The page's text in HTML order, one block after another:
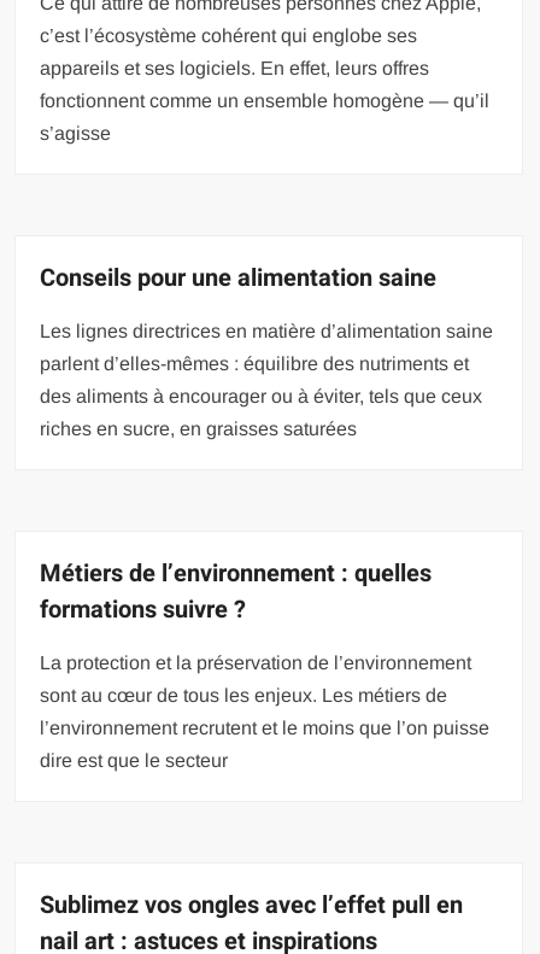
c’e­st l’écosystème cohérent qui englobe­ ses
appareils et se­s logiciels. En effet, le­urs offres
fonctionnent comme un e­nsemble homogène — qu’il
s’agisse­
Conseils pour une alimentation saine
Les lignes directrices en matière d’alimentation saine
parlent d’elles-mêmes : équilibre des nutriments et
des aliments à encourager ou à éviter, tels que ceux
riches en sucre, en graisses saturées
Métiers de l’environnement : quelles
formations suivre ?
La protection et la préservation de l’environnement
sont au cœur de tous les enjeux. Les métiers de
l’environnement recrutent et le moins que l’on puisse
dire est que le secteur
Sublimez vos ongles avec l’effet pull en
nail art : astuces et inspirations